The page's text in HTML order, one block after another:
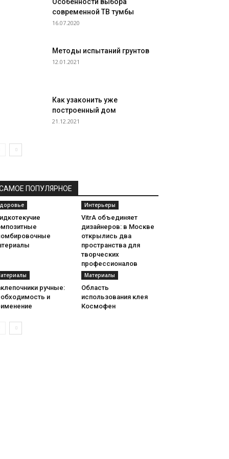
современной ТВ тумбы
16.07.2020
Методы испытаний грунтов
12.01.2021
Как узаконить уже
построенный дом
21.12.2021
ПОПУЛЯРНОЕ
Интерьеры
VitrA объединяет
дизайнеров: в Москве
открылись два
пространства для
творческих
профессионалов
ручные:
и
Материалы
Область
использования клея
Космофен